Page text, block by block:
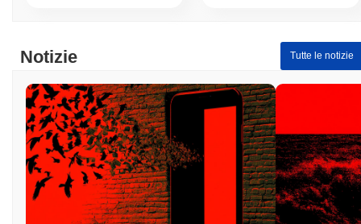
Notizie Tutte le notizie